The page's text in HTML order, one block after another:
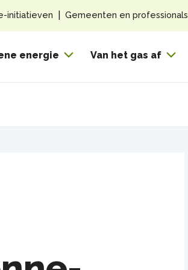
energie Van het gas af
initiatieven Gemeenten en professionals